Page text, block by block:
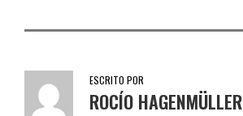
ESCRITO POR
ROCÍO HAGENMÜLLER